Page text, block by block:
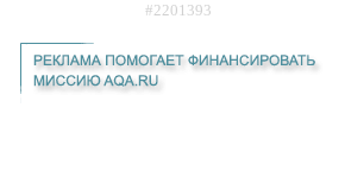
#2201393